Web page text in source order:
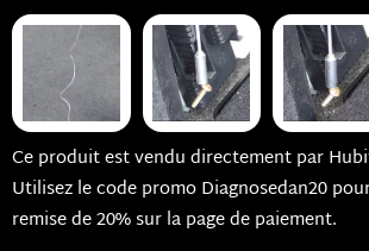
Ce produit est vendu directement par
Utilisez le code promo Diagnosedan20
remise de 20% sur la page de paiement.